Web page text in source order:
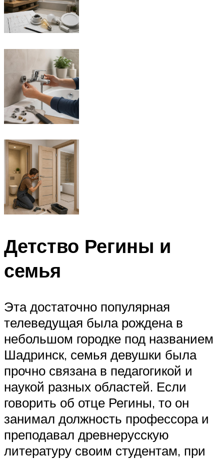
Детство Регины и
семья
Эта достаточно популярная
телеведущая была рождена в
небольшом городке под названием
Шадринск, семья девушки была
прочно связана в педагогикой и
наукой разных областей. Если
говорить об отце Регины, то он
занимал должность профессора и
преподавал древнерусскую
литературу своим студентам, при